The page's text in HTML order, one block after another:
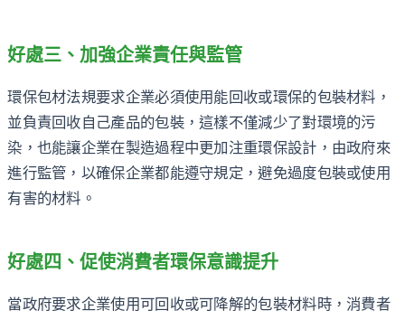
好處三、加強企業責任與監管
環保包材法規要求企業必須使用能回收或環保的包裝材料，
並負責回收自己產品的包裝，這樣不僅減少了對環境的污
染，也能讓企業在製造過程中更加注重環保設計，由政府來
進行監管，以確保企業都能遵守規定，避免過度包裝或使用
有害的材料。
好處四、促使消費者環保意識提升
當政府要求企業使用可回收或可降解的包裝材料時，消費者